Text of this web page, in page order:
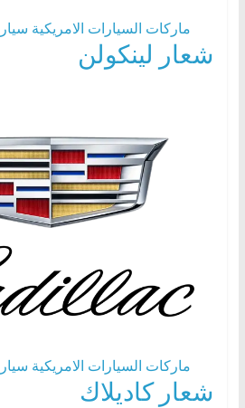
ماركات السيارات الامريكية
شعار لينكولن
ماركات السيارات الامريكية
شعار كاديلاك